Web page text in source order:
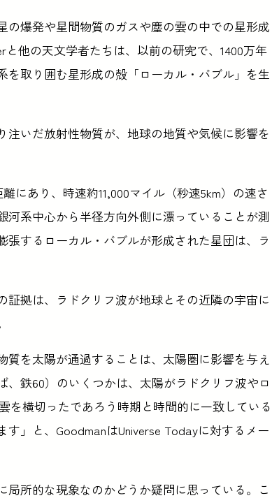
爆発や星間物質のガスや塵の雲の中での星形成
他の天文学者たちは、以前の研究で、1400万年
取り囲む星形成の殻「ローカル・バブル」を生
いだ放射性物質が、地球の地質や気候に影響を
にあり、時速約11,000マイル（秒速5km）の速さ
系中心から半径方向外側に漂っていることが測
するローカル・バブルが形成された星団は、ラ
証拠は、ラドクリフ波が地球とその近隣の宇宙に
質を太陽が通過することは、太陽圏に影響を与え
鉄60）のいくつかは、太陽がラドクリフ波やロ
を横切ったであろう時期と時間的に一致している
」と、GoodmanはUniverse Todayに対するメー
所的な現象なのかどうか疑問に思っている。こ